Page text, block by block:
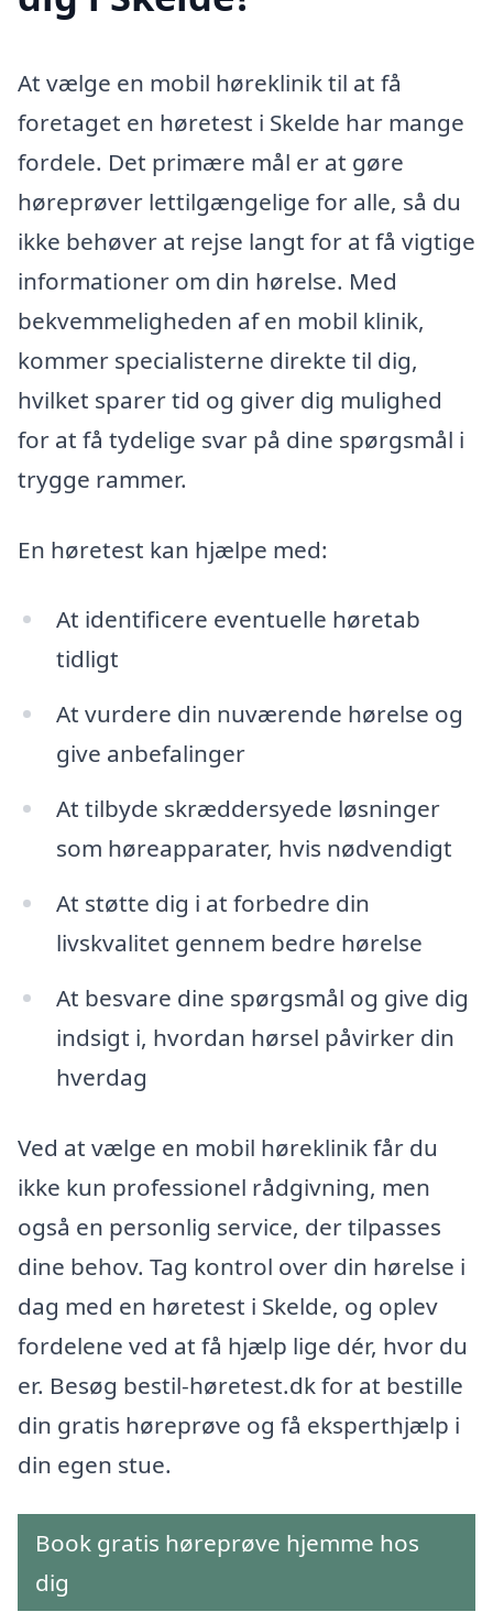
At vælge en mobil høreklinik til at få
foretaget en høretest i Skelde har mange
fordele. Det primære mål er at gøre
høreprøver lettilgængelige for alle, så du
ikke behøver at rejse langt for at få vigtige
informationer om din hørelse. Med
bekvemmeligheden af en mobil klinik,
kommer specialisterne direkte til dig,
hvilket sparer tid og giver dig mulighed
for at få tydelige svar på dine spørgsmål i
trygge rammer.
En høretest kan hjælpe med:
At identificere eventuelle høretab
tidligt
At vurdere din nuværende hørelse og
give anbefalinger
At tilbyde skræddersyede løsninger
som høreapparater, hvis nødvendigt
At støtte dig i at forbedre din
livskvalitet gennem bedre hørelse
At besvare dine spørgsmål og give dig
indsigt i, hvordan hørsel påvirker din
hverdag
Ved at vælge en mobil høreklinik får du
ikke kun professionel rådgivning, men
også en personlig service, der tilpasses
dine behov. Tag kontrol over din hørelse i
dag med en høretest i Skelde, og oplev
fordelene ved at få hjælp lige dér, hvor du
er. Besøg bestil-høretest.dk for at bestille
din gratis høreprøve og få eksperthjælp i
din egen stue.
Book gratis høreprøve hjemme hos
dig